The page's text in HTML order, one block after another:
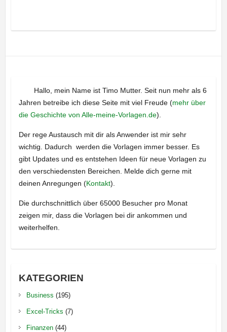
Hallo, mein Name ist Timo Mutter. Seit nun mehr als 6
Jahren betreibe ich diese Seite mit viel Freude (mehr über
die Geschichte von Alle-meine-Vorlagen.de).
Der rege Austausch mit dir als Anwender ist mir sehr
wichtig. Dadurch werden die Vorlagen immer besser. Es
gibt Updates und es entstehen Ideen für neue Vorlagen zu
den verschiedensten Bereichen. Melde dich gerne mit
deinen Anregungen (Kontakt).
Die durchschnittlich über 65000 Besucher pro Monat
zeigen mir, dass die Vorlagen bei dir ankommen und
weiterhelfen.
KATEGORIEN
Business (195)
Excel-Tricks (7)
Finanzen(44)